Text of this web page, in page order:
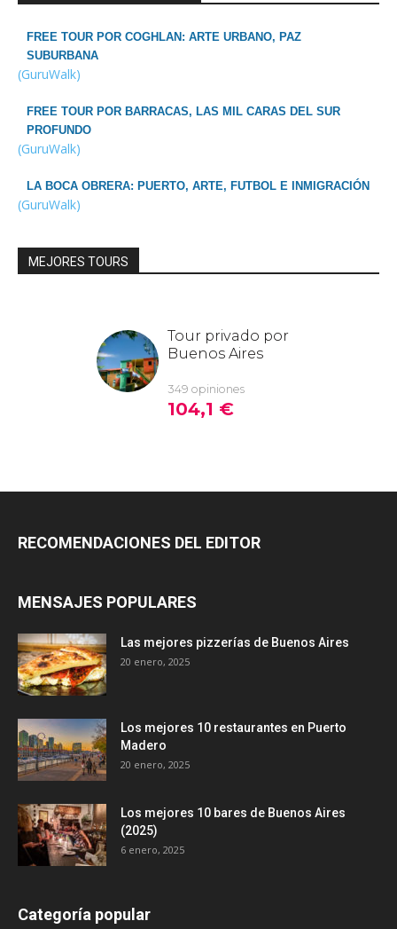
FREE TOUR POR COGHLAN: ARTE URBANO, PAZ
SUBURBANA
(GuruWalk)
FREE TOUR POR BARRACAS, LAS MIL CARAS DEL SUR
PROFUNDO
(GuruWalk)
LA BOCA OBRERA: PUERTO, ARTE, FUTBOL E INMIGRACIÓN
(GuruWalk)
MEJORES TOURS
RECOMENDACIONES DEL EDITOR
MENSAJES POPULARES
Las mejores pizzerías de Buenos Aires
20 enero, 2025
Los mejores 10 restaurantes en Puerto
Madero
20 enero, 2025
Los mejores 10 bares de Buenos Aires
(2025)
6 enero, 2025
Categoría popular